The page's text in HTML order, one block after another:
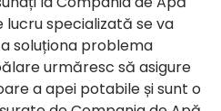
lucru specializată se va
soluționa problema
urmăresc să asigure
a apei potabile și sunt o